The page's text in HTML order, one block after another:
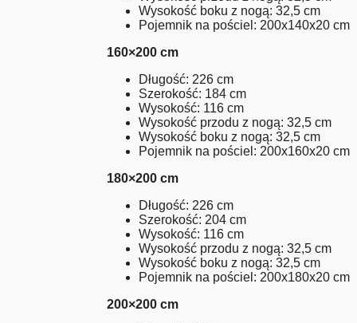
Wysokość boku z nogą: 32,5 cm
Pojemnik na pościel: 200x140x20 cm
160×200 cm
Długość: 226 cm
Szerokość: 184 cm
Wysokość: 116 cm
Wysokość przodu z nogą: 32,5 cm
Wysokość boku z nogą: 32,5 cm
Pojemnik na pościel: 200x160x20 cm
180×200 cm
Długość: 226 cm
Szerokość: 204 cm
Wysokość: 116 cm
Wysokość przodu z nogą: 32,5 cm
Wysokość boku z nogą: 32,5 cm
Pojemnik na pościel: 200x180x20 cm
200×200 cm